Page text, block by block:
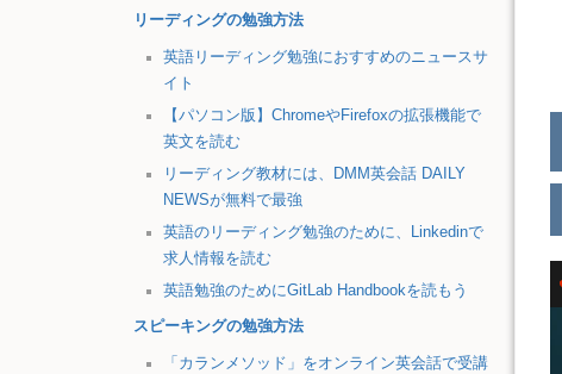
リーディングの勉強方法
英語リーディング勉強におすすめのニュースサ
イト
【パソコン版】ChromeやFirefoxの拡張機能で
英文を読む
リーディング教材には、DMM英会話 DAILY
NEWSが無料で最強
英語のリーディング勉強のために、Linkedinで
求人情報を読む
英語勉強のためにGitLab Handbookを読もう
スピーキングの勉強方法
「カランメソッド」をオンライン英会話で受講